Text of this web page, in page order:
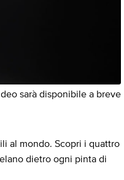
sarà disponibile a breve
al mondo. Scopri i quattro
dietro ogni pinta di